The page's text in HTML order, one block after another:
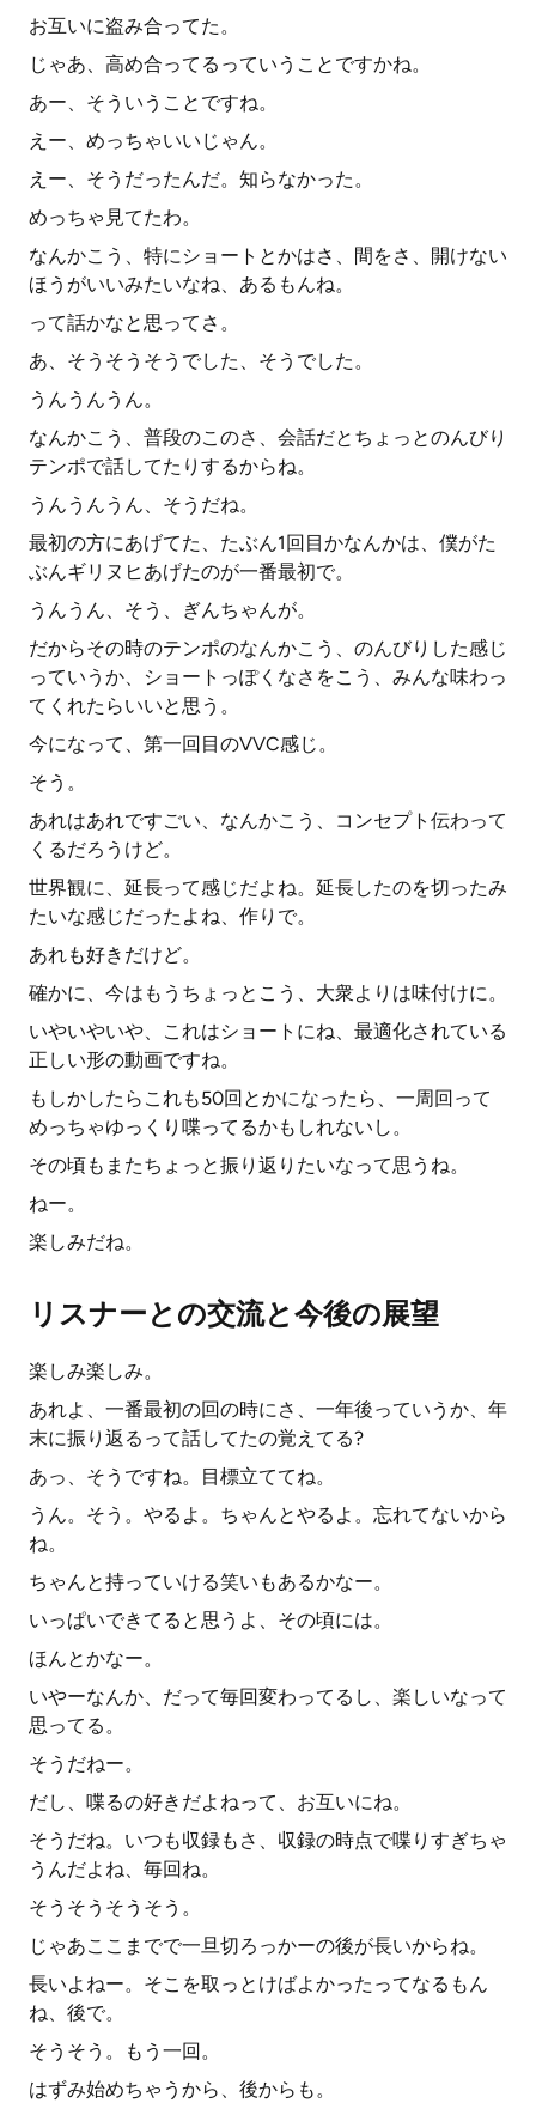
お互いに盗み合ってた。
じゃあ、高め合ってるっていうことですかね。
あー、そういうことですね。
えー、めっちゃいいじゃん。
えー、そうだったんだ。知らなかった。
めっちゃ見てたわ。
なんかこう、特にショートとかはさ、間をさ、開けない
ほうがいいみたいなね、あるもんね。
って話かなと思ってさ。
あ、そうそうそうでした、そうでした。
うんうんうん。
なんかこう、普段のこのさ、会話だとちょっとのんびり
テンポで話してたりするからね。
うんうんうん、そうだね。
最初の方にあげてた、たぶん1回目かなんかは、僕がた
ぶんギリヌヒあげたのが一番最初で。
うんうん、そう、ぎんちゃんが。
だからその時のテンポのなんかこう、のんびりした感じ
っていうか、ショートっぽくなさをこう、みんな味わっ
てくれたらいいと思う。
今になって、第一回目のVVC感じ。
そう。
あれはあれですごい、なんかこう、コンセプト伝わって
くるだろうけど。
世界観に、延長って感じだよね。延長したのを切ったみ
たいな感じだったよね、作りで。
あれも好きだけど。
確かに、今はもうちょっとこう、大衆よりは味付けに。
いやいやいや、これはショートにね、最適化されている
正しい形の動画ですね。
もしかしたらこれも50回とかになったら、一周回って
めっちゃゆっくり喋ってるかもしれないし。
その頃もまたちょっと振り返りたいなって思うね。
ねー。
楽しみだね。
リスナーとの交流と今後の展望
楽しみ楽しみ。
あれよ、一番最初の回の時にさ、一年後っていうか、年
末に振り返るって話してたの覚えてる?
あっ、そうですね。目標立ててね。
うん。そう。やるよ。ちゃんとやるよ。忘れてないから
ね。
ちゃんと持っていける笑いもあるかなー。
いっぱいできてると思うよ、その頃には。
ほんとかなー。
いやーなんか、だって毎回変わってるし、楽しいなって
思ってる。
そうだねー。
だし、喋るの好きだよねって、お互いにね。
そうだね。いつも収録もさ、収録の時点で喋りすぎちゃ
うんだよね、毎回ね。
そうそうそうそう。
じゃあここまでで一旦切ろっかーの後が長いからね。
長いよねー。そこを取っとけばよかったってなるもん
ね、後で。
そうそう。もう一回。
はずみ始めちゃうから、後からも。